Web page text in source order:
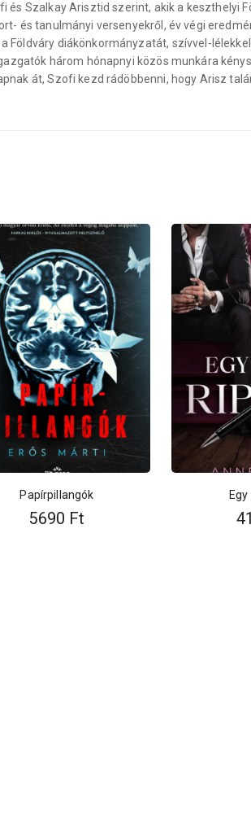
Szalkay Arisztid szerint, akik a keszthelyi
és tanulmányi versenyekről, év végi
diákönkormányzatát, szívvel-
három hónapnyi közös munkára
át, Szofi kezd rádöbbenni, hogy Arisz
Papírpillangók
5690 Ft